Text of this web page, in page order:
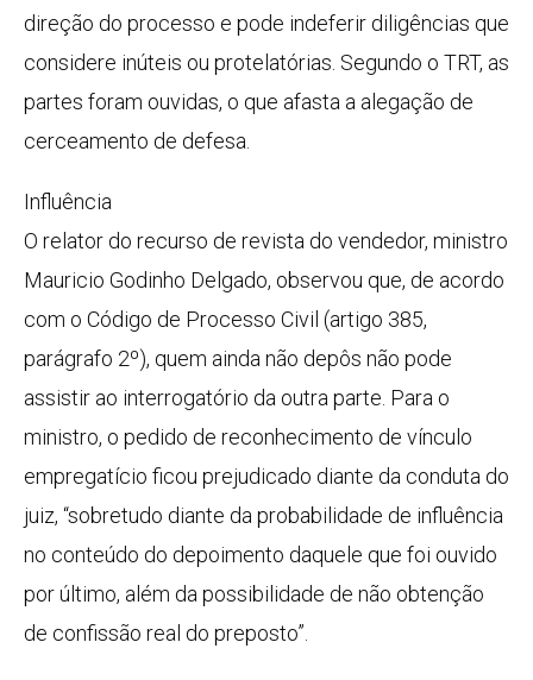
direção do processo e pode indeferir diligências que
considere inúteis ou protelatórias. Segundo o TRT, as
partes foram ouvidas, o que afasta a alegação de
cerceamento de defesa.
Influência
O relator do recurso de revista do vendedor, ministro
Mauricio Godinho Delgado, observou que, de acordo
com o Código de Processo Civil (artigo 385,
parágrafo 2º), quem ainda não depôs não pode
assistir ao interrogatório da outra parte. Para o
ministro, o pedido de reconhecimento de vínculo
empregatício ficou prejudicado diante da conduta do
juiz, “sobretudo diante da probabilidade de influência
no conteúdo do depoimento daquele que foi ouvido
por último, além da possibilidade de não obtenção
de confissão real do preposto”.